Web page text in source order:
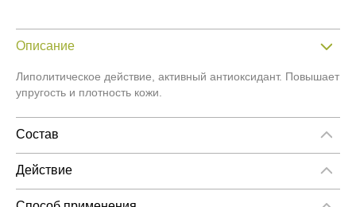
Описание
Липолитическое действие, активный антиоксидант. Повышает
упругость и плотность кожи.
Состав
L-Карнитин, 20%.
Действие
Оказывает умеренное липолитическое действие на
локализованные и распространенные жировые отложения.